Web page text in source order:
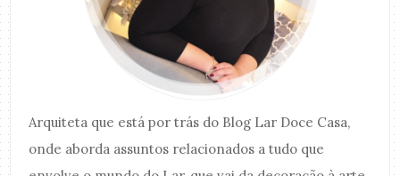
Arquiteta que está por trás do Blog Lar Doce Casa,
onde aborda assuntos relacionados a tudo que